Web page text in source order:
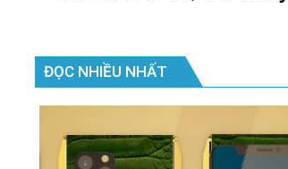
ĐỌC NHIỀU NHẤT